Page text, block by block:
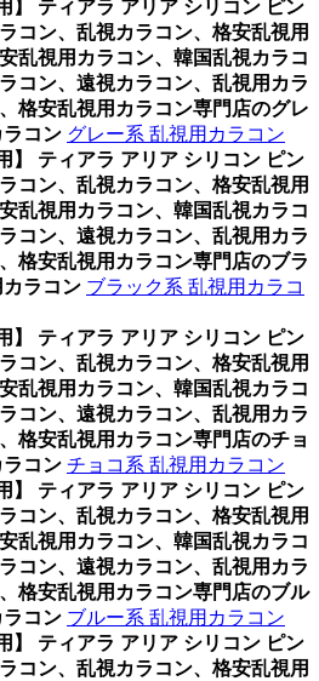
】 ティアラ アリア シリコン ピン
コン、乱視カラコン、格安乱視用
乱視用カラコン、韓国乱視カラコ
コン、遠視カラコン、乱視用カラ
格安乱視用カラコン専門店のグレ
コン グレー系 乱視用カラコン
】 ティアラ アリア シリコン ピン
コン、乱視カラコン、格安乱視用
乱視用カラコン、韓国乱視カラコ
コン、遠視カラコン、乱視用カラ
格安乱視用カラコン専門店のブラ
ラコン ブラック系 乱視用カラコ
】 ティアラ アリア シリコン ピン
コン、乱視カラコン、格安乱視用
乱視用カラコン、韓国乱視カラコ
コン、遠視カラコン、乱視用カラ
格安乱視用カラコン専門店のチョ
ラコン チョコ系 乱視用カラコン
】 ティアラ アリア シリコン ピン
コン、乱視カラコン、格安乱視用
乱視用カラコン、韓国乱視カラコ
コン、遠視カラコン、乱視用カラ
格安乱視用カラコン専門店のブル
コン ブルー系 乱視用カラコン
】 ティアラ アリア シリコン ピン
コン、乱視カラコン、格安乱視用